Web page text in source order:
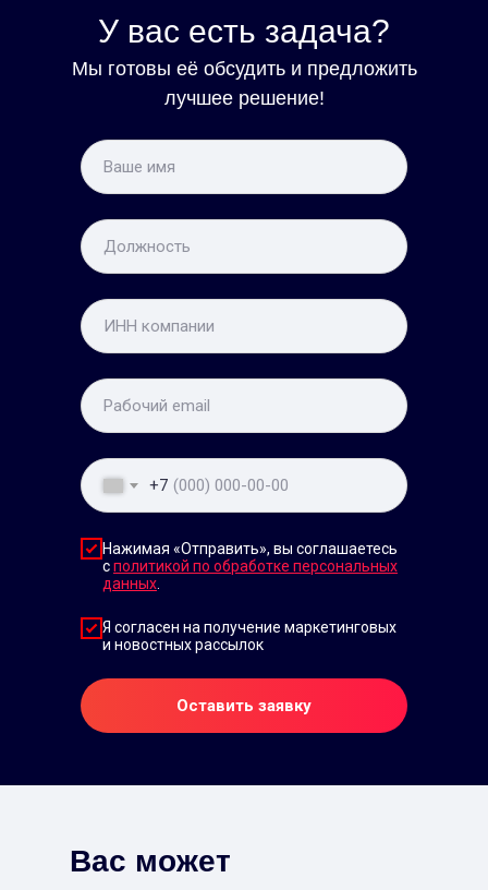
+7
Нажимая «Отправить», вы соглашаетесь
сполитикой по обработке персональных
данных
Я согласен на получение маркетинговых
и новостных рассылок
Оставить заявку
У вас есть задача?
Мы готовы её обсудить и предложить
лучшее решение!
Вас может